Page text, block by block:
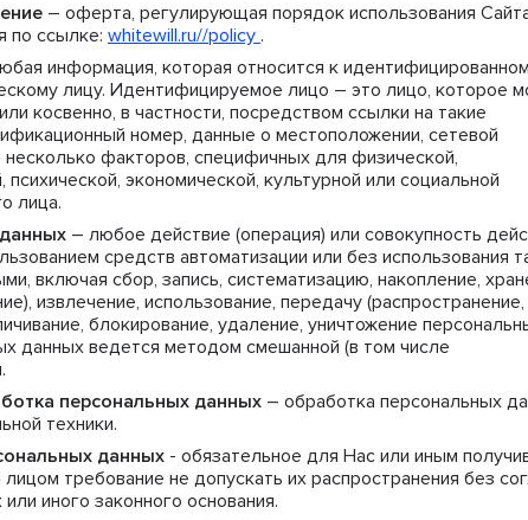
– оферта, регулирующая порядок использования
по ссылке: whitewill.ru//policy .
информация, которая относится к
лицу. Идентифицируемое лицо – это лицо, которое
косвенно, в частности, посредством ссылки на такие
номер, данные о местоположении, сетевой
факторов, специфичных для физической,
экономической, культурной или социальной
лица.
– любое действие (операция) или совокупность
средств автоматизации или без использования
включая сбор, запись, систематизацию, накопление,
извлечение, использование, передачу (распространение,
блокирование, удаление, уничтожение
данных ведется методом смешанной (в том числе
персональных данных – обработка персональных
техники.
данных - обязательное для Нас или иным
требование не допускать их распространения без
иного законного основания.